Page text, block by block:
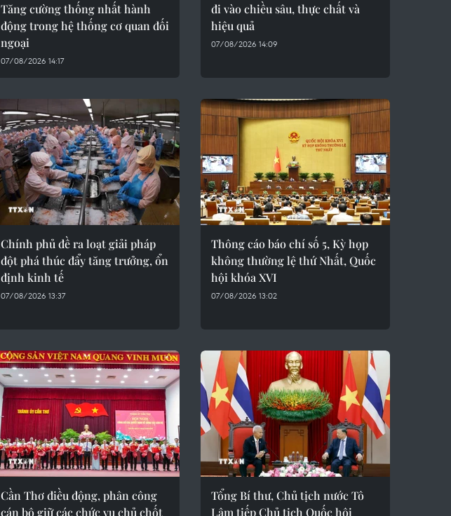
Tăng cường thống nhất hành
động trong hệ thống cơ quan đối
ngoại
07/08/2026 14:17
đi vào chiều sâu, thực chất và
hiệu quả
07/08/2026 14:09
Chính phủ đề ra loạt giải pháp
đột phá thúc đẩy tăng trưởng, ổn
định kinh tế
07/08/2026 13:37
Thông cáo báo chí số 5, Kỳ họp
không thường lệ thứ Nhất, Quốc
hội khóa XVI
07/08/2026 13:02
Cần Thơ điều động, phân công
cán bộ giữ các chức vụ chủ chốt
Tổng Bí thư, Chủ tịch nước Tô
Lâm tiếp Chủ tịch Quốc hội